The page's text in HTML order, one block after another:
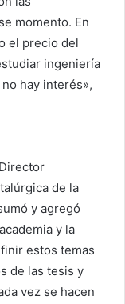
momento. En
el precio del
ingeniería
hay interés»,
de la
y agregó
y la
estos temas
de las tesis y
vez se hacen